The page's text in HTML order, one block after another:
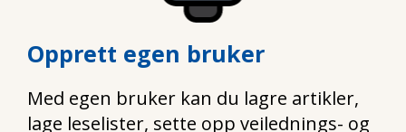
Opprett egen bruker
Med egen bruker kan du lagre artikler,
lage leselister, sette opp veilednings- og